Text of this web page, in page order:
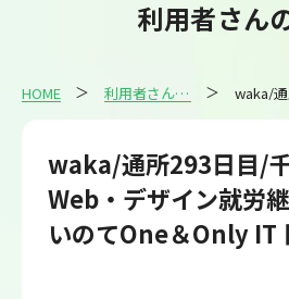
利用者さん
HOME 利用者さんの日報
waka/通所293日目/
Web・デザイン就労
いのてOne＆Only IT